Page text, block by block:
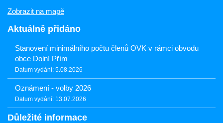
Zobrazit na mapě
Aktuálně přidáno
Stanovení minimálního počtu členů OVK v rámci obvodu
obce Dolní Přím
Datum vydání: 5.08.2026
Oznámení - volby 2026
Datum vydání: 13.07.2026
Důležité informace